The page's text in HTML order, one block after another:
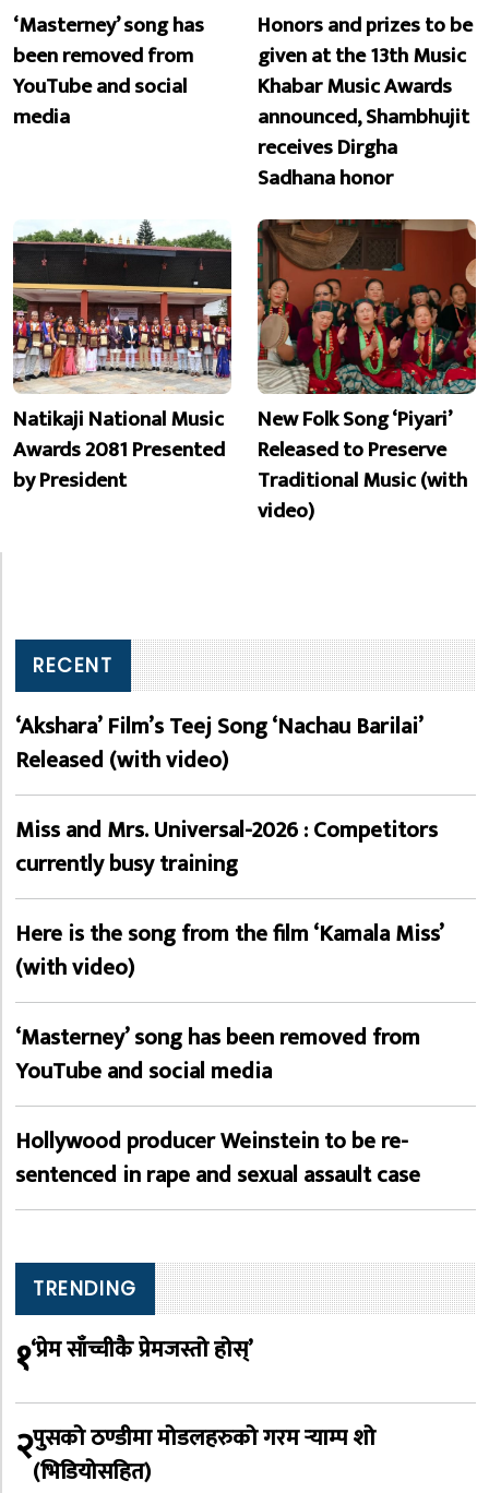
‘Masterney’ song has
been removed from
YouTube and social
media
Honors and prizes to be
given at the 13th Music
Khabar Music Awards
announced, Shambhujit
receives Dirgha
Sadhana honor
Natikaji National Music
Awards 2081 Presented
by President
New Folk Song ‘Piyari’
Released to Preserve
Traditional Music (with
video)
RECENT
‘Akshara’ Film’s Teej Song ‘Nachau Barilai’
Released (with video)
Miss and Mrs. Universal-2026 : Competitors
currently busy training
Here is the song from the film ‘Kamala Miss’
(with video)
‘Masterney’ song has been removed from
YouTube and social media
Hollywood producer Weinstein to be re-
sentenced in rape and sexual assault case
TRENDING
१‘प्रेम साँच्चीकै प्रेमजस्तो होस्’
२पुसको ठण्डीमा मोडलहरुको गरम र्‍याम्प शो
(भिडियोसहित)